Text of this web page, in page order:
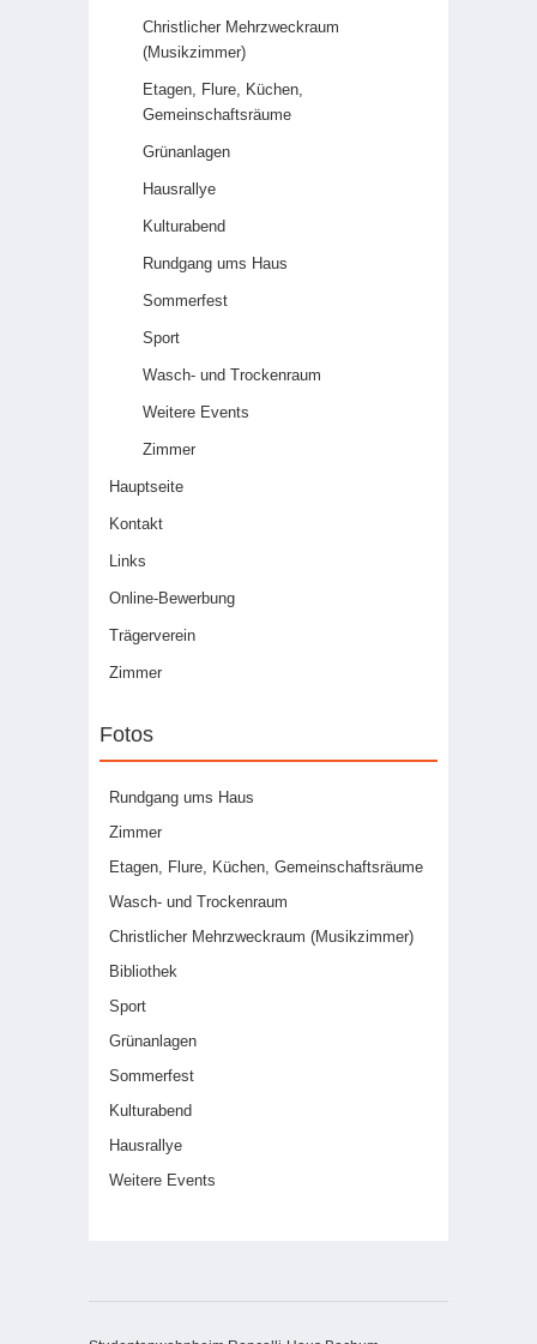
Christlicher Mehrzweckraum
(Musikzimmer)
Etagen, Flure, Küchen,
Gemeinschaftsräume
Grünanlagen
Hausrallye
Kulturabend
Rundgang ums Haus
Sommerfest
Sport
Wasch- und Trockenraum
Weitere Events
Zimmer
Hauptseite
Kontakt
Links
Online-Bewerbung
Trägerverein
Zimmer
Fotos
Rundgang ums Haus
Zimmer
Etagen, Flure, Küchen, Gemeinschaftsräume
Wasch- und Trockenraum
Christlicher Mehrzweckraum (Musikzimmer)
Bibliothek
Sport
Grünanlagen
Sommerfest
Kulturabend
Hausrallye
Weitere Events